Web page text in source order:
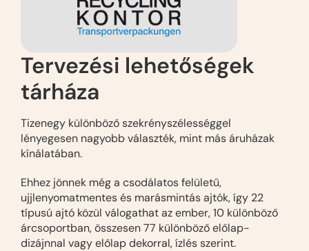
Tervezési lehetőségek
tárháza
Tizenegy különböző szekrényszélességgel
lényegesen nagyobb választék, mint más áruházak
kínálatában.
Ehhez jönnek még a csodálatos felületű,
ujjlenyomatmentes és marásmintás ajtók, így 22
típusú ajtó közül válogathat az ember, 10 különböző
árcsoportban, összesen 77 különböző előlap-
dizájnnal vagy előlap dekorral, ízlés szerint.